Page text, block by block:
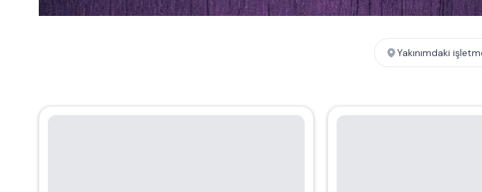
Yakınımdaki